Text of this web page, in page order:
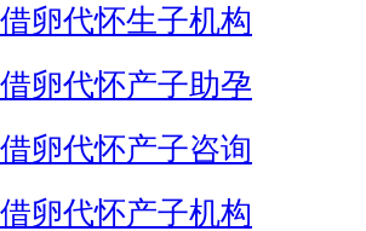
卵代怀生子机构
卵代怀产子助孕
卵代怀产子咨询
卵代怀产子机构